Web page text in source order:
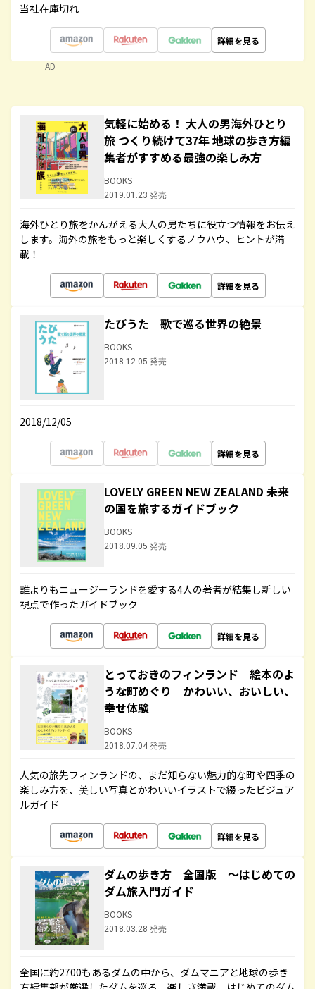
当社在庫切れ
詳細を見る
AD
気軽に始める！ 大人の男海外ひとり
旅 つくり続けて37年 地球の歩き方編
集者がすすめる最強の楽しみ方
BOOKS
2019.01.23 発売
海外ひとり旅をかんがえる大人の男たちに役立つ情報をお伝え
します。海外の旅をもっと楽しくするノウハウ、ヒントが満
載！
詳細を見る
たびうた 歌で巡る世界の絶景
BOOKS
2018.12.05 発売
2018/12/05
詳細を見る
LOVELY GREEN NEW ZEALAND 未来
の国を旅するガイドブック
BOOKS
2018.09.05 発売
誰よりもニュージーランドを愛する4人の著者が結集し新しい
視点で作ったガイドブック
詳細を見る
とっておきのフィンランド 絵本のよ
うな町めぐり かわいい、おいしい、
幸せ体験
BOOKS
2018.07.04 発売
人気の旅先フィンランドの、まだ知らない魅力的な町や四季の
楽しみ方を、美しい写真とかわいいイラストで綴ったビジュア
ルガイド
詳細を見る
ダムの歩き方 全国版 ～はじめての
ダム旅入門ガイド
BOOKS
2018.03.28 発売
全国に約2700もあるダムの中から、ダムマニアと地球の歩き